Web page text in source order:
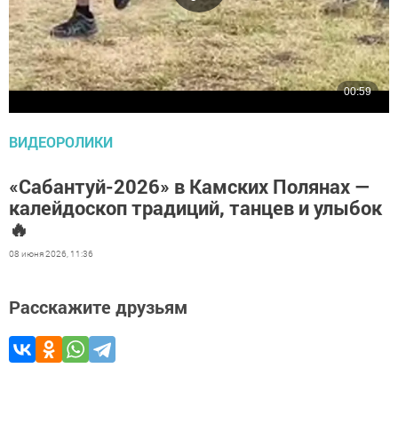
ВИДЕОРОЛИКИ
«Сабантуй-2026» в Камских Полянах —
калейдоскоп традиций, танцев и улыбок
🔥
08 июня 2026, 11:36
Расскажите друзьям